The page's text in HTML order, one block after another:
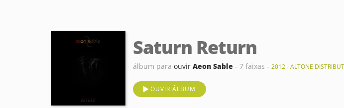
Saturn Return
álbum para ouvir Aeon Sable - 7 faixas - 2012 - ALTONE
OUVIR ÁLBUM